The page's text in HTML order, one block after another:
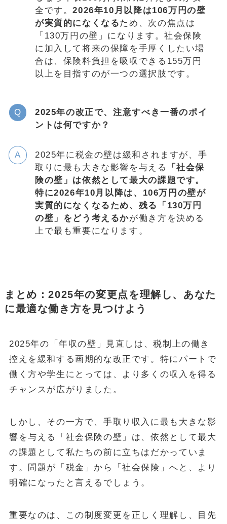
全です。2026年10月以降は106万円の壁
が実質的になくなるため、次の焦点は
「130万円の壁」になります。社会保険
に加入して将来の保障を手厚くしたい場
合は、保険料負担を吸収できる155万円
以上を目指すのが一つの選択肢です。
2025年の改正で、注意すべき一番のポイ
ントは何ですか？
2025年に税金の壁は緩和されますが、手
取りに最も大きな影響を与える
「社会保
険の壁」は依然として最大の課題です。
特に2026年10月以降は、106万円の壁が
実質的になくなるため、残る「130万円
の壁」をどう考えるかが働き方を決める
上で最も重要になります。
まとめ：2025年の変更点を理解し、あなた
に最適な働き方を見つけよう
2025年の「年収の壁」見直しは、税制上の働き
控えを緩和する画期的な改正です。特にパートで
働く方や学生にとっては、より多くの収入を得る
チャンスが広がりました。
しかし、その一方で、手取り収入に最も大きな影
響を与える「社会保険の壁」は、依然として最大
の課題として私たちの前に立ちはだかっていま
す。問題が「税金」から「社会保険」へと、より
明確になったと言えるでしょう。
重要なのは、この制度変更を正しく理解し、目先